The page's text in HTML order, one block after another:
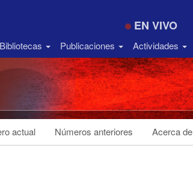
EN VIVO
Bibliotecas Publicaciones Actividades
actual Números anteriores Acerca de